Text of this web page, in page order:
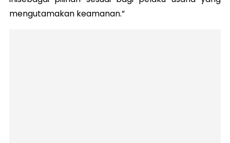
mengutamakan keamanan.”